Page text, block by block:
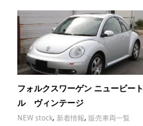
フォルクスワーゲン ニュービート
ル ヴィンテージ
NEW stock, 新着情報, 販売車両一覧